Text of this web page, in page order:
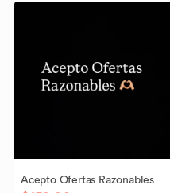
Acepto Ofertas Razonables